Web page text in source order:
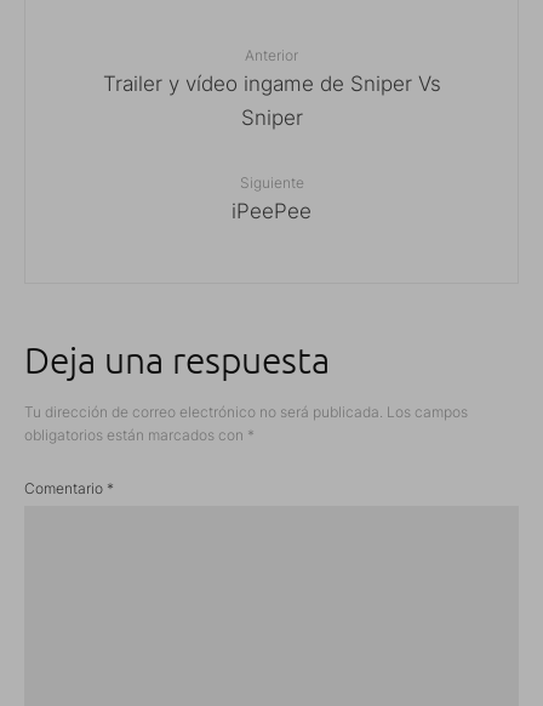
Anterior
Trailer y vídeo ingame de Sniper Vs
Sniper
Siguiente
iPeePee
Deja una respuesta
Tu dirección de correo electrónico no será publicada. Los campos
obligatorios están marcados con *
Comentario *